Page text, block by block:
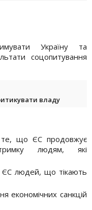
Україну та
соцопитування
владу
те, що ЄС продовжує
людям, які
ЄС людей, що тікають
економічних санкцій